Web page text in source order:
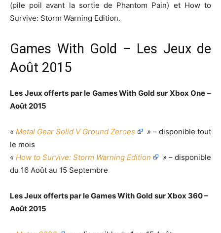
(pile poil avant la sortie de Phantom Pain) et How to
Survive: Storm Warning Edition.
Games With Gold – Les Jeux de
Août 2015
Les Jeux offerts par le Games With Gold sur Xbox One –
Août 2015
« Metal Gear Solid V Ground Zeroes » – disponible tout
le mois
« How to Survive: Storm Warning Edition » – disponible
du 16 Août au 15 Septembre
Les Jeux offerts par le Games With Gold sur Xbox 360 –
Août 2015